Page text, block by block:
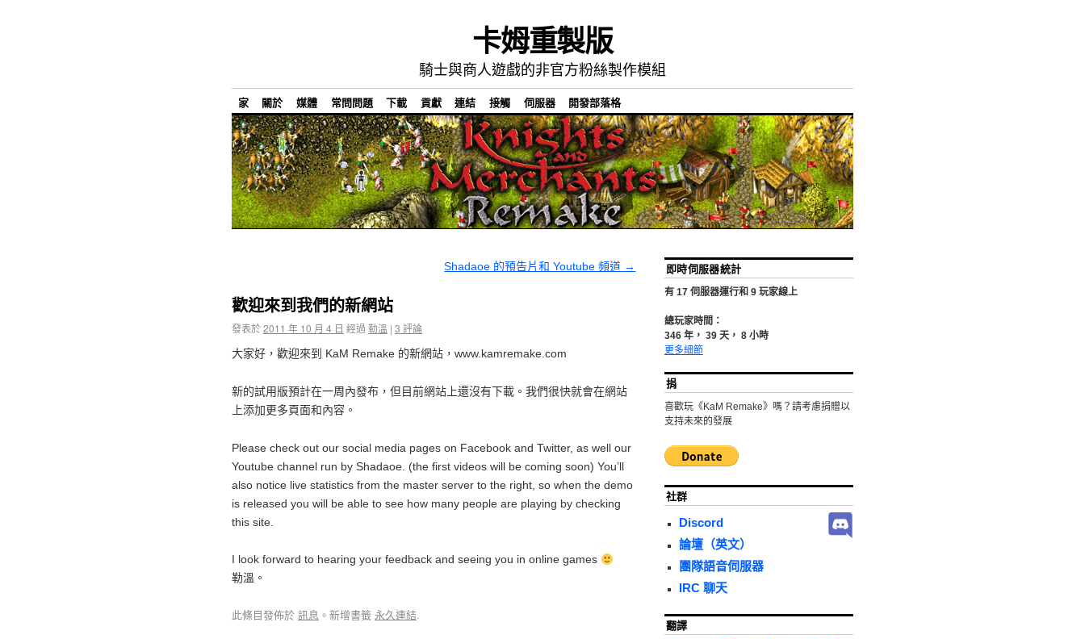
卡姆重製版
騎士與商人遊戲的非官方粉絲製作模組
家 關於 媒體 常問問題 下載 貢獻 連結 接觸 伺服器 開發部落格
Shadaoe 的預告片和 Youtube 頻道 →
歡迎來到我們的新網站
發表於2011 年 10 月 4 日 經過 勒溫 | 3 評論
大家好，歡迎來到 KaM Remake 的新網站，www.kamremake.com
新的試用版預計在一周內發布，但目前網站上還沒有下載。我們很快就會在網站
上添加更多頁面和內容。
Please check out our social media pages on Facebook and Twitter, as well our
Youtube channel run by Shadaoe. (the first videos will be coming soon) You’ll
also notice live statistics from the master server to the right, so when the demo
is released you will be able to see how many people are playing by checking
this site.
I look forward to hearing your feedback and seeing you in online games
勒溫。
此條目發佈於 訊息 。新增書籤 永久連結.
即時伺服器統計
有 17伺服器運行和 9玩家線上
總玩家時間：
346年， 39天， 8小時
更多細節
捐
喜歡玩《KaM Remake》嗎？請考慮捐贈以
支持未來的發展
社群
Discord
論壇（英文）
團隊語音伺服器
IRC 聊天
翻譯